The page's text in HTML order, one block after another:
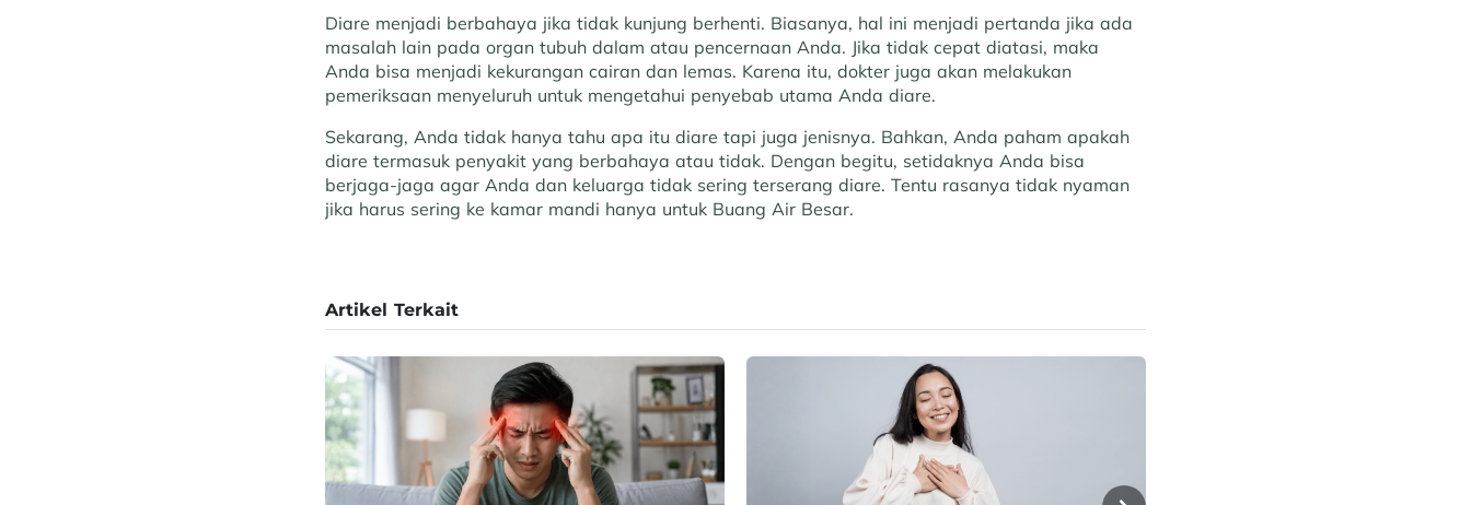
Diare menjadi berbahaya jika tidak kunjung berhenti. Biasanya, hal ini menjadi pertanda jika ada
masalah lain pada organ tubuh dalam atau pencernaan Anda. Jika tidak cepat diatasi, maka
Anda bisa menjadi kekurangan cairan dan lemas. Karena itu, dokter juga akan melakukan
pemeriksaan menyeluruh untuk mengetahui penyebab utama Anda diare.
Sekarang, Anda tidak hanya tahu apa itu diare tapi juga jenisnya. Bahkan, Anda paham apakah
diare termasuk penyakit yang berbahaya atau tidak. Dengan begitu, setidaknya Anda bisa
berjaga-jaga agar Anda dan keluarga tidak sering terserang diare. Tentu rasanya tidak nyaman
jika harus sering ke kamar mandi hanya untuk Buang Air Besar.
Artikel Terkait